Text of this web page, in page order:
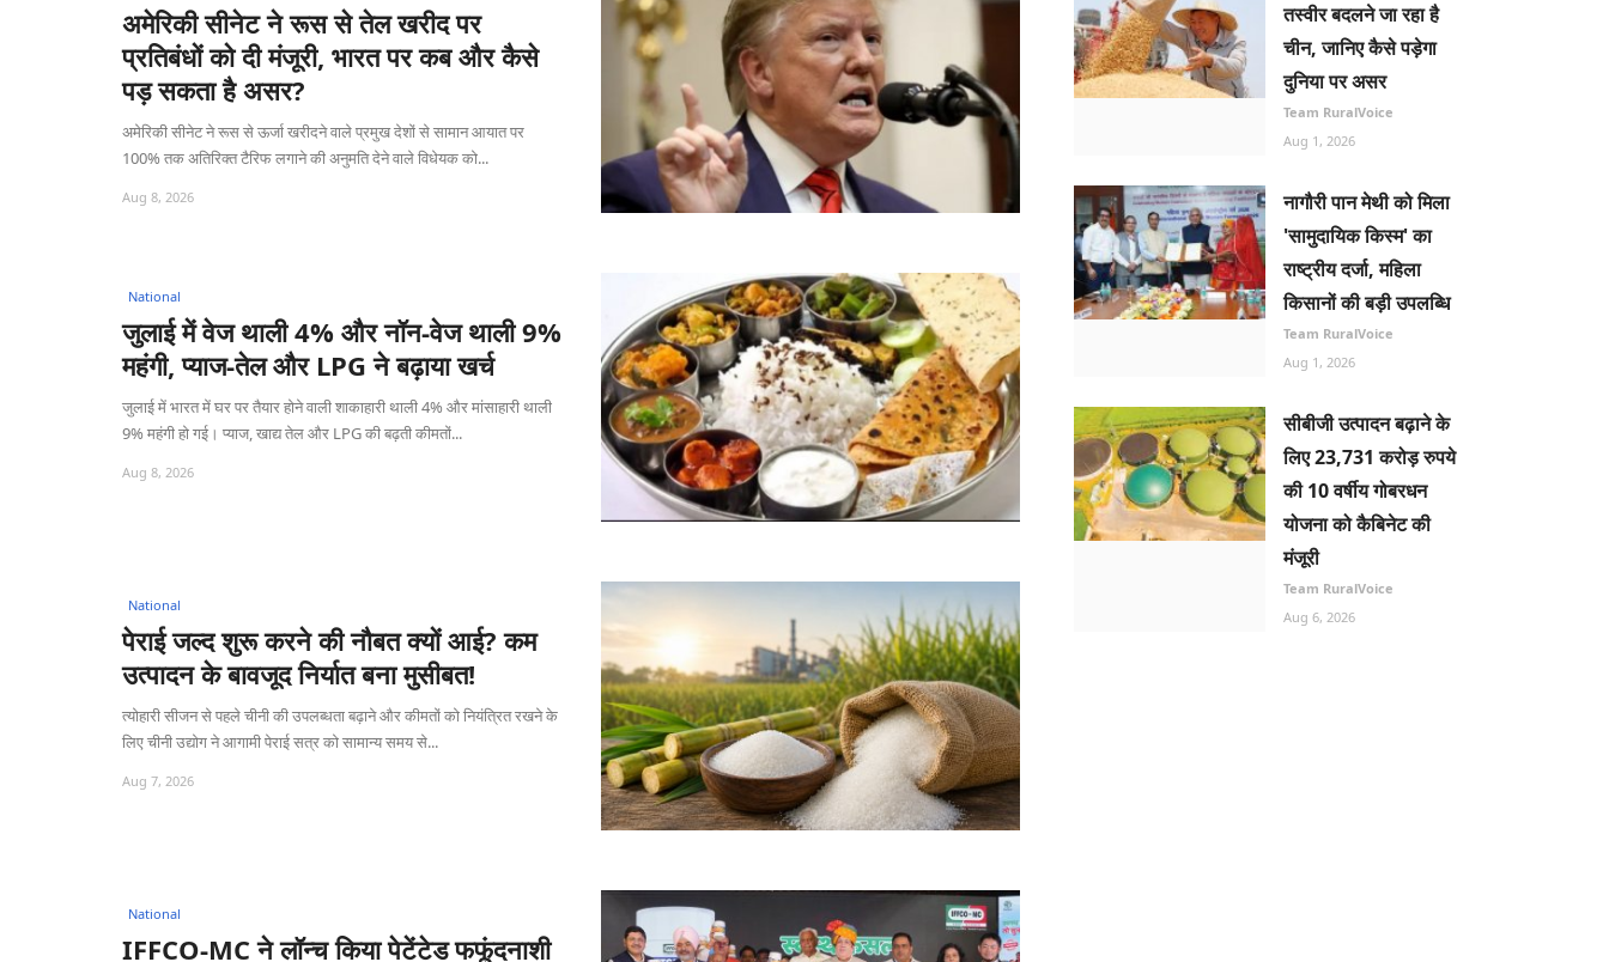
अमेरिकी सीनेट ने रूस से तेल खरीद पर
प्रतिबंधों को दी मंजूरी, भारत पर कब और कैसे
पड़ सकता है असर?
अमेरिकी सीनेट ने रूस से ऊर्जा खरीदने वाले प्रमुख देशों से सामान आयात पर
100% तक अतिरिक्त टैरिफ लगाने की अनुमति देने वाले विधेयक को...
Aug 8, 2026
जुलाई में वेज थाली 4% और नॉन-वेज थाली 9%
महंगी, प्याज-तेल और LPG ने बढ़ाया खर्च
जुलाई में भारत में घर पर तैयार होने वाली शाकाहारी थाली 4% और मांसाहारी थाली
9% महंगी हो गई। प्याज, खाद्य तेल और LPG की बढ़ती कीमतों...
Aug 8, 2026
National
पेराई जल्द शुरू करने की नौबत क्यों आई? कम
उत्पादन के बावजूद निर्यात बना मुसीबत!
त्योहारी सीजन से पहले चीनी की उपलब्धता बढ़ाने और कीमतों को नियंत्रित रखने के
लिए चीनी उद्योग ने आगामी पेराई सत्र को सामान्य समय से...
Aug 7, 2026
National
IFFCO-MC ने लॉन्च किया पेटेंटेड फफूंदनाशी
National
तस्वीर बदलने जा रहा है
चीन, जानिए कैसे पड़ेगा
दुनिया पर असर
Team RuralVoice
Aug 1, 2026
नागौरी पान मेथी को मिला
'सामुदायिक किस्म' का
राष्ट्रीय दर्जा, महिला
किसानों की बड़ी उपलब्धि
Team RuralVoice
Aug 1, 2026
सीबीजी उत्पादन बढ़ाने के
लिए 23,731 करोड़ रुपये
की 10 वर्षीय गोबरधन
योजना को कैबिनेट की
मंजूरी
Team RuralVoice
Aug 6, 2026